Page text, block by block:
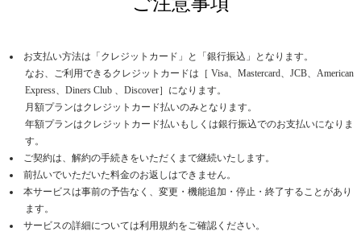
お支払い方法は「クレジットカード」と「銀行振込」となります。
なお、ご利用できるクレジットカードは［ Visa、Mastercard、JCB、American
Express、Diners Club 、Discover］になります。
月額プランはクレジットカード払いのみとなります。
年額プランはクレジットカード払いもしくは銀行振込でのお支払いになりま
す。
ご契約は、解約の手続きをいただくまで継続いたします。
前払いでいただいた料金のお返しはできません。
本サービスは事前の予告なく、変更・機能追加・停止・終了することがあり
ます。
サービスの詳細については利用規約をご確認ください。